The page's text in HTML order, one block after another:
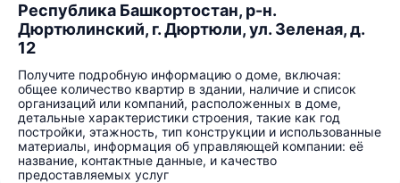
Республика Башкортостан, р-н.
Дюртюлинский, г. Дюртюли, ул. Зеленая, д.
12
Получите подробную информацию о доме, включая:
общее количество квартир в здании, наличие и список
организаций или компаний, расположенных в доме,
детальные характеристики строения, такие как год
постройки, этажность, тип конструкции и использованные
материалы, информация об управляющей компании: её
название, контактные данные, и качество
предоставляемых услуг